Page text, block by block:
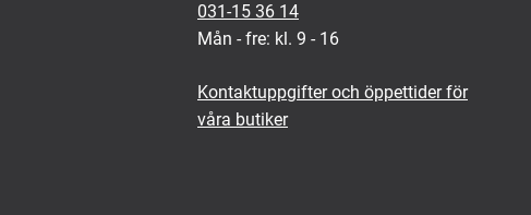
031-15 36 14
Mån - fre: kl. 9 - 16
Kontaktuppgifter och öppettider för
våra butiker